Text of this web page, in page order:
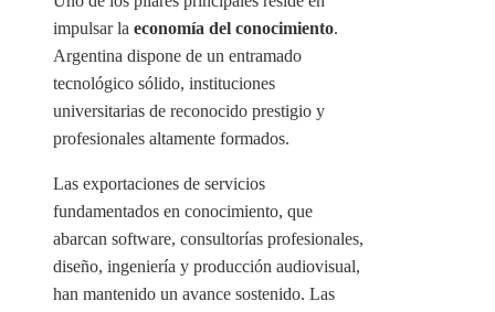
impulsar la economía del conocimiento.
Argentina dispone de un entramado
tecnológico sólido, instituciones
universitarias de reconocido prestigio y
profesionales altamente formados.
Las exportaciones de servicios
fundamentados en conocimiento, que
abarcan software, consultorías profesionales,
diseño, ingeniería y producción audiovisual,
han mantenido un avance sostenido. Las